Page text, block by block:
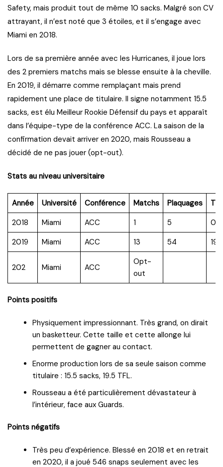
Safety, mais produit tout de même 10 sacks. Malgré son CV
attrayant, il n’est noté que 3 étoiles, et il s’engage avec
Miami en 2018.
Lors de sa première année avec les Hurricanes, il joue lors
des 2 premiers matchs mais se blesse ensuite à la cheville.
En 2019, il démarre comme remplaçant mais prend
rapidement une place de titulaire. Il signe notamment 15.5
sacks, est élu Meilleur Rookie Défensif du pays et apparaît
dans l’équipe-type de la conférence ACC. La saison de la
confirmation devait arriver en 2020, mais Rousseau a
décidé de ne pas jouer (opt-out).
Stats au niveau universitaire
Année Université Conférence Matchs Plaquages
TFL
2018
Miami ACC 1 5
0.0
2019
Miami ACC 13 54 19.5
202 Miami ACC
Opt-
out
Points positifs
Physiquement impressionnant. Très grand, on dirait
un basketteur. Cette taille et cette allonge lui
permettent de gagner au contact.
Enorme production lors de sa seule saison comme
titulaire : 15.5 sacks, 19.5 TFL.
Rousseau a été particulièrement dévastateur à
l’intérieur, face aux Guards.
Points négatifs
Très peu d’expérience. Blessé en 2018 et en retrait
en 2020, il a joué 546 snaps seulement avec les